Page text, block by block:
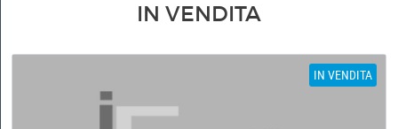
IN VENDITA
IN VENDITA